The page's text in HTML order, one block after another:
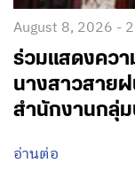
August 8, 2026 -
ร่วมแสดงควา
นางสาวสายฝ
สำนักงานกลุ่ม
อ่านต่อ